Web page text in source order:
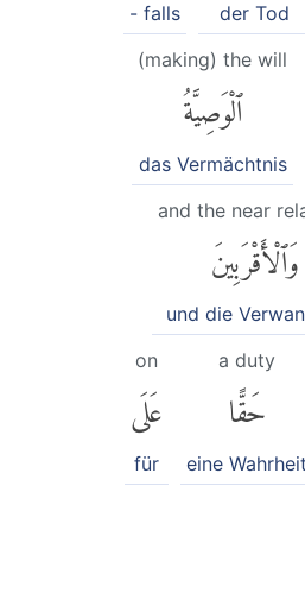
der Tod
- falls
(making) the will
ٱلْوَصِيَّةُ
das Vermächtnis
and the near
وَٱلْأَقْرَبِينَ
und die
a duty
حَقًّا
eine Wahrheit
on
عَلَى
für